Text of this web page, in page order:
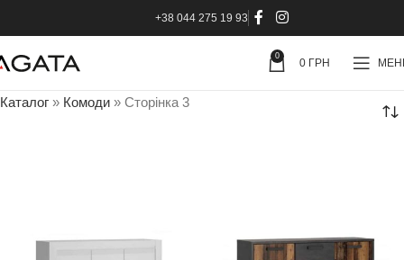
+38 044 275 19 93
0
0 ГРН
Каталог » Комоди » Сторінка 3